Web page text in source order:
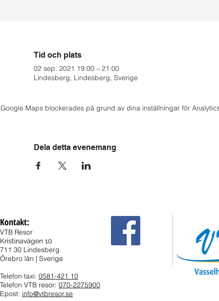
Tid och plats
02 sep. 2021 19:00 – 21:00
Lindesberg, Lindesberg, Sverige
Google Maps blockerades på grund av dina inställningar för
Dela detta evenemang
Kontakt:
VTB Resor
Kristinavägen 10
711 30 Lindesberg
Örebro län | Sverige
Telefon taxi: 0581-421 10
Telefon VTB resor: 070-2275900
Epost: info@vtbresor.se